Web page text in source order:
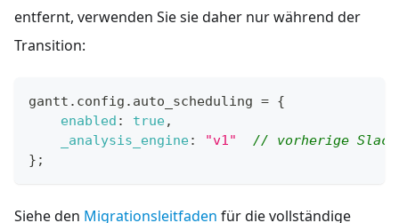
entfernt, verwenden Sie sie daher nur während der
Transition:
gantt . config . auto_scheduling = {
enabled : true,
_analysis_engine: "v1"
// vorherige
} ;
Siehe den Migrationsleitfaden für die vollständige